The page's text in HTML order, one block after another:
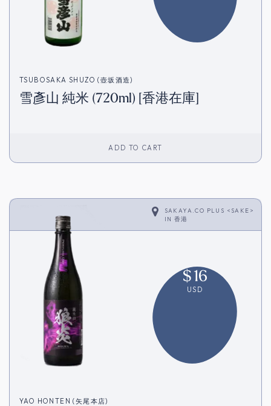
TSUBOSAKA SHUZO (壺坂酒造)
雪彥山 純米 (720ml) [香港在庫]
ADD TO CART
SAKAYA.CO PLUS <SAKE>
IN 香港
$16
USD
YAO HONTEN (矢尾本店)